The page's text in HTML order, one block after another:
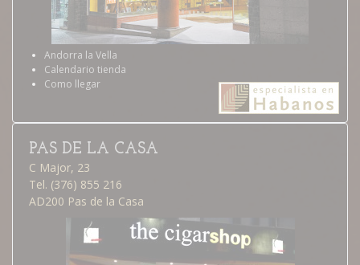
Andorra la Vella
Calendario tienda
Como llegar
PAS DE LA CASA
C Major, 23
Tel. (376) 855 216
AD200 Pas de la Casa